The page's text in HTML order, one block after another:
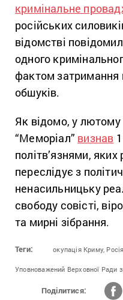
кримінальне
російських
відомстві
одного
фактом затримання
обшуків.
Як відомо, у
“Меморіал” визнав
політв’язнями,
переслідує з
ненасильницьку
свободу совісті,
та мирні зібрання.
Теги: окупація Криму, Росія,
Уповноважений Верховної Ради
Поділитися: